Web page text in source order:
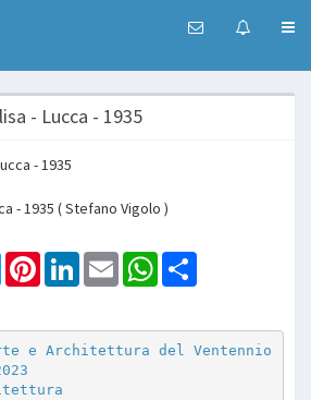
- Lucca - 1935
- 1935 ( Stefano Vigolo )
TwitterPinterestLinkedInEmail WhatsApp
e Architettura del Ventennio